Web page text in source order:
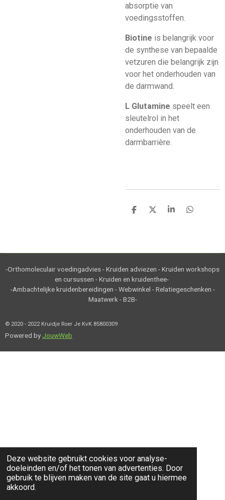
Deze website gebruikt cookies voor analyse-
doeleinden en/of het tonen van advertenties. Door
gebruik te blijven maken van de site gaat u hiermee
akkoord.
absorptie van
voedingsstoffen.
Biotine is belangrijk voor
de synthese van bepaalde
vetzuren die belangrijk zijn
voor het onderhouden van
de darmwand.
L Glutamine speelt een
sleutelrol in het
onderhouden van de
darmbarrière.
D
D
S
D
-Orthomoleculair voedingadvies - Kruiden adviezen - Kruiden workshops
en cursussen - Kruiden en kruidenthee-
-Ambachtelijke kruidenbereidingen - Webwinkel - Relatiegeschenken -
Maatwerk - B2B-
© 2020 - 2022 Kruidje Roer Je KvK 85800309
Powered by JouwWeb